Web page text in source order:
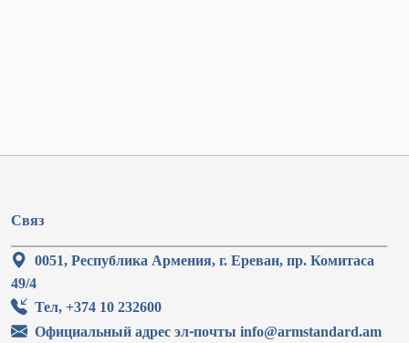
Связ
0051, Республика Армения, г. Ереван, пр. Комитаса
49/4
Тел, +374 10 232600
Официальный адрес эл-почты info@armstandard.am